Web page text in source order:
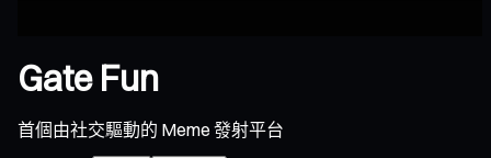
Gate Fun
首個由社交驅動的 Meme 發射平台